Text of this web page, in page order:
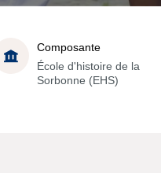
Composante
École d'histoire de la
Sorbonne (EHS)